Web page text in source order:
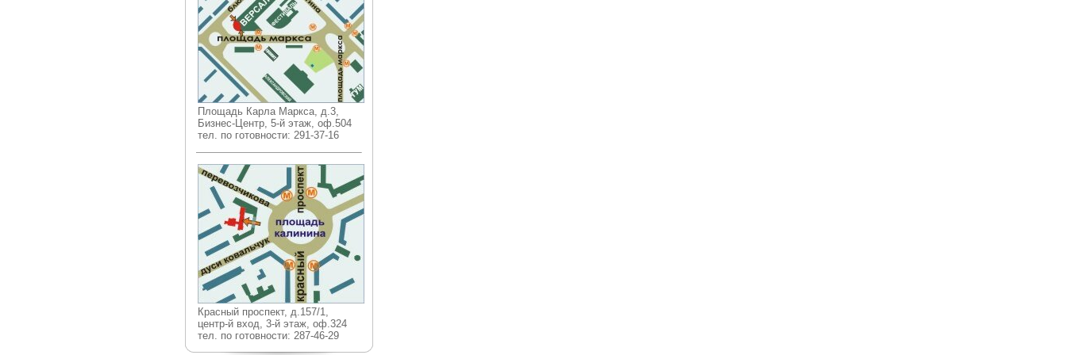
Площадь Карла Маркса, д.3,
Бизнес-Центр, 5-й этаж, оф.504
тел. по готовности: 291-37-16
Красный проспект, д.157/1,
центр-й вход, 3-й этаж, оф.324
тел. по готовности: 287-46-29